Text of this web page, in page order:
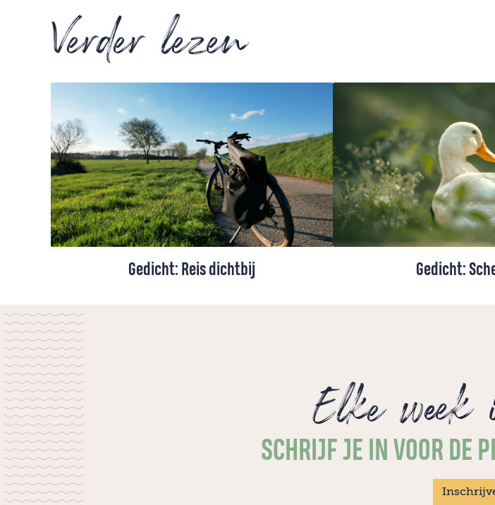
Verder lezen
Gedicht: Reis dichtbij Gedicht:
Elke
SCHRIJF JE IN VOOR DE